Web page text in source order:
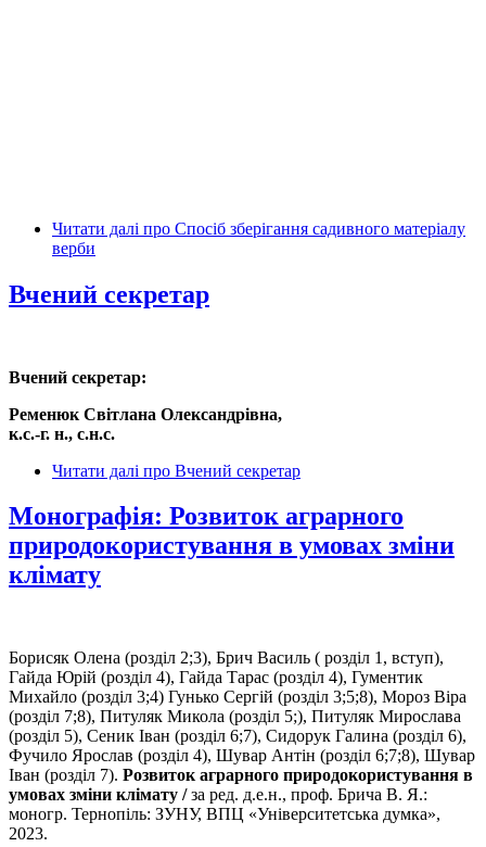
Читати далі про Спосіб зберігання садивного матеріалу
верби
Вчений секретар
Вчений секретар:
Ременюк Світлана Олександрівна,
к.с.-г. н., с.н.с.
Читати далі про Вчений секретар
Монографія: Розвиток аграрного
природокористування в умовах зміни
клімату
Борисяк Олена (розділ 2;3), Брич Василь ( розділ 1, вступ),
Гайда Юрій (розділ 4), Гайда Тарас (розділ 4), Гументик
Михайло (розділ 3;4) Гунько Сергій (розділ 3;5;8), Мороз Віра
(розділ 7;8), Питуляк Микола (розділ 5;), Питуляк Мирослава
(розділ 5), Сеник Іван (розділ 6;7), Сидорук Галина (розділ 6),
Фучило Ярослав (розділ 4), Шувар Антін (розділ 6;7;8), Шувар
Іван (розділ 7). Розвиток аграрного природокористування в
умовах зміни клімату /за ред. д.е.н., проф. Брича В. Я.:
моногр. Тернопіль: ЗУНУ, ВПЦ «Університетська думка»,
2023.